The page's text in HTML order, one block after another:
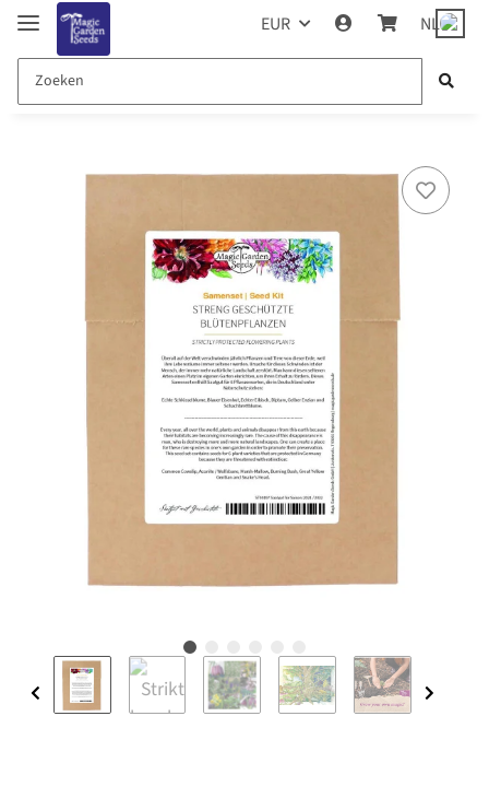
EUR NL